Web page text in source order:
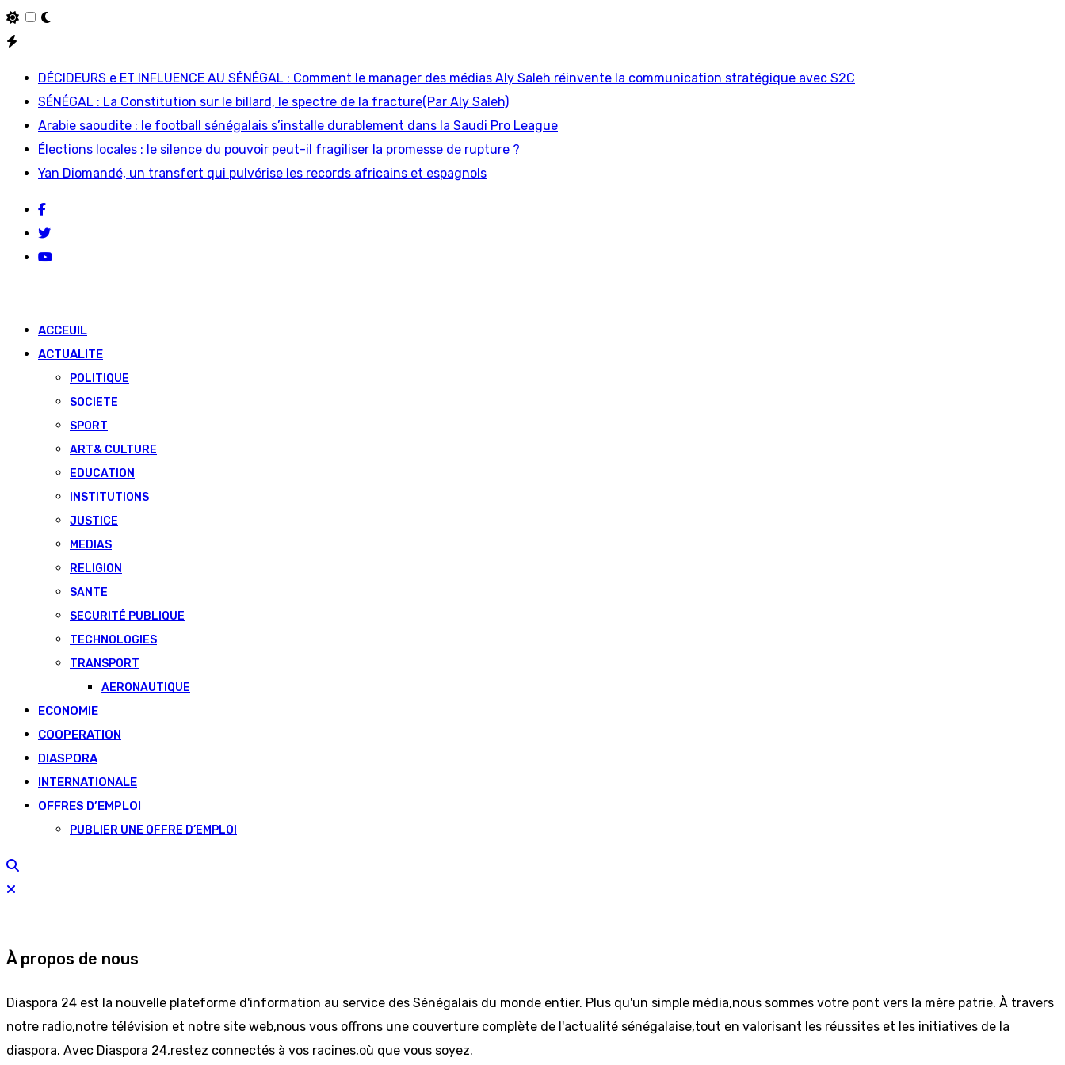
Skip
content
DÉCIDEURS e ET INFLUENCE AU SÉNÉGAL : Comment le manager des médias Aly Saleh réinvente la communication stratégique avec S2C
SÉNÉGAL : La Constitution sur le billard, le spectre de la fracture(Par Aly Saleh)
Arabie saoudite : le football sénégalais s’installe durablement dans la Saudi Pro League
Élections locales : le silence du pouvoir peut-il fragiliser la promesse de rupture ?
Yan Diomandé, un transfert qui pulvérise les records africains et espagnols
ACCEUIL
ACTUALITE
POLITIQUE
SOCIETE
SPORT
ART& CULTURE
EDUCATION
INSTITUTIONS
JUSTICE
MEDIAS
RELIGION
SANTE
SECURITÉ PUBLIQUE
TECHNOLOGIES
TRANSPORT
AERONAUTIQUE
ECONOMIE
COOPERATION
DIASPORA
INTERNATIONALE
OFFRES D’EMPLOI
PUBLIER UNE OFFRE D’EMPLOI
À propos de nous
Diaspora 24 est la nouvelle plateforme d'information au service des Sénégalais du monde entier. Plus qu'un simple média,nous sommes votre pont vers la mère patrie. À travers
notre radio,notre télévision et notre site web,nous vous offrons une couverture complète de l'actualité sénégalaise,tout en valorisant les réussites et les initiatives de la
diaspora. Avec Diaspora 24,restez connectés à vos racines,où que vous soyez.